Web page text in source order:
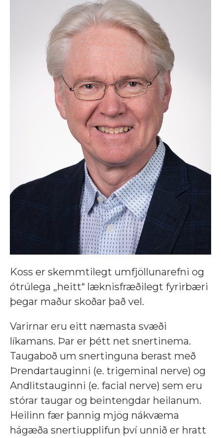
Koss er skemmtilegt umfjöllunarefni og
ótrúlega „heitt“ læknisfræðilegt fyrirbæri
þegar maður skoðar það vel.
Varirnar eru eitt næmasta svæði
líkamans. Þar er þétt net snertinema.
Taugaboð um snertinguna berast með
Þrendartauginni (e. trigeminal nerve) og
Andlitstauginni (e. facial nerve) sem eru
stórar taugar og beintengdar heilanum.
Heilinn fær þannig mjög nákvæma
hágæða snertiupplifun því unnið er hratt